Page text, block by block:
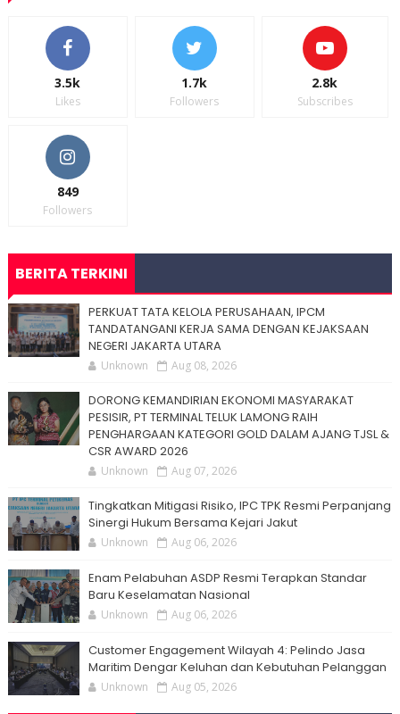
3.5k
Likes
1.7k
Followers
2.8k
Subscribes
849
Followers
BERITA TERKINI
PERKUAT TATA KELOLA PERUSAHAAN, IPCM
TANDATANGANI KERJA SAMA DENGAN KEJAKSAAN
NEGERI JAKARTA UTARA
Unknown Aug 08, 2026
DORONG KEMANDIRIAN EKONOMI MASYARAKAT
PESISIR, PT TERMINAL TELUK LAMONG RAIH
PENGHARGAAN KATEGORI GOLD DALAM AJANG TJSL &
CSR AWARD 2026
Unknown Aug 07, 2026
Tingkatkan Mitigasi Risiko, IPC TPK Resmi Perpanjang
Sinergi Hukum Bersama Kejari Jakut
Unknown Aug 06, 2026
Enam Pelabuhan ASDP Resmi Terapkan Standar
Baru Keselamatan Nasional
Unknown Aug 06, 2026
Customer Engagement Wilayah 4: Pelindo Jasa
Maritim Dengar Keluhan dan Kebutuhan Pelanggan
Unknown Aug 05, 2026